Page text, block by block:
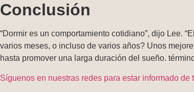
Conclusión
“Dormir es un comportamiento cotidiano”, dijo Lee.
varios meses, o incluso de varios años? Unos
hasta promover una larga duración del sueño.
Síguenos en nuestras redes para estar informado de